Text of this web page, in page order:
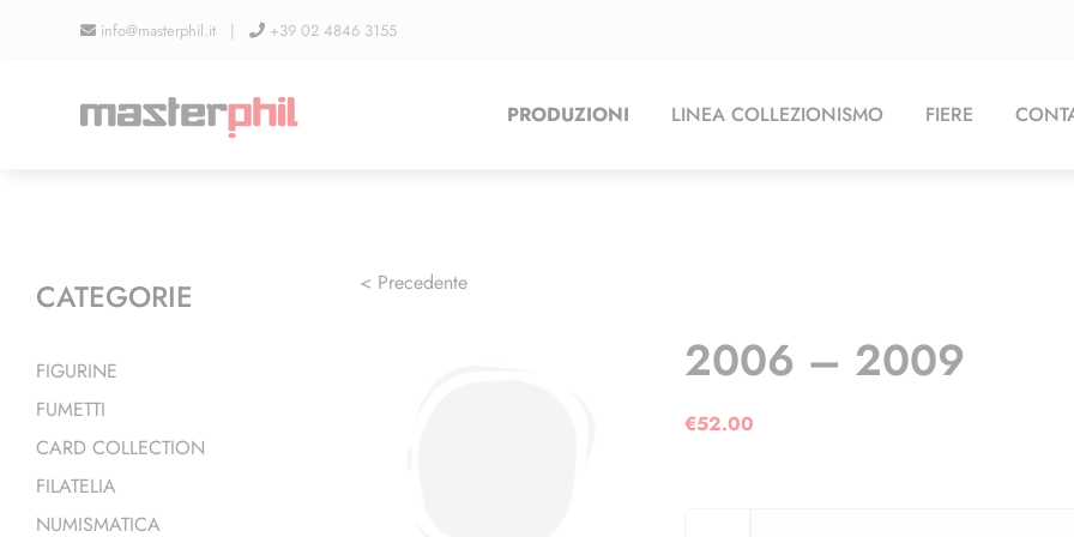
info@masterphil.it | +39 02 4846 3155
PRODUZIONI LINEA COLLEZIONISMO FIERE
< Precedente
2006 – 2009
€52.00
CATEGORIE
FIGURINE
FUMETTI
CARD COLLECTION
FILATELIA
NUMISMATICA